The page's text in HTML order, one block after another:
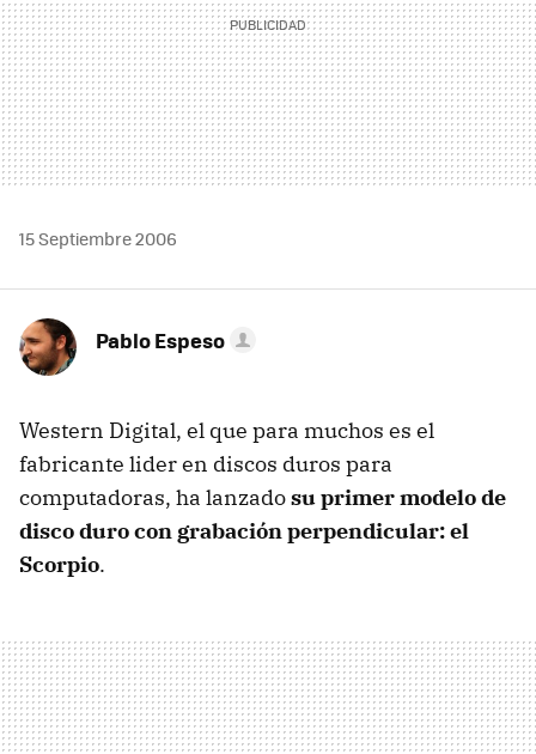
15 Septiembre 2006
Pablo Espeso
Western Digital, el que para muchos es el
fabricante lider en discos duros para
computadoras, ha lanzadosu primer modelo de
disco duro con grabación perpendicular: el
Scorpio.